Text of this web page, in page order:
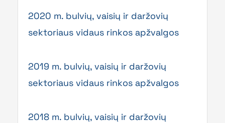
2020 m. bulvių, vaisių ir daržovių
sektoriaus vidaus rinkos apžvalgos
2019 m. bulvių, vaisių ir daržovių
sektoriaus vidaus rinkos apžvalgos
2018 m. bulvių, vaisių ir daržovių